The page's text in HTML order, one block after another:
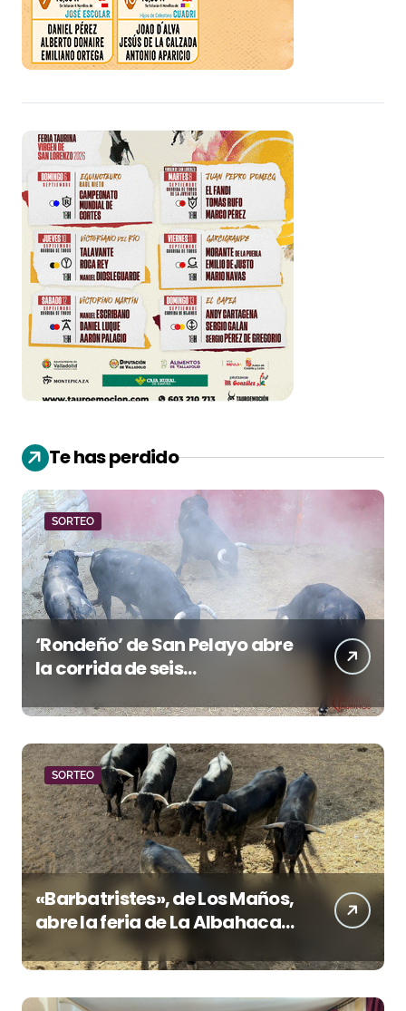
Te has perdido
SORTEO
‘Rondeño’ de San Pelayo abre
la corrida de seis
rejoneadores en El Puerto de
Santa María esta noche
SORTEO
«Barbatristes», de Los Maños,
abre la feria de La Albahaca
de Huesca